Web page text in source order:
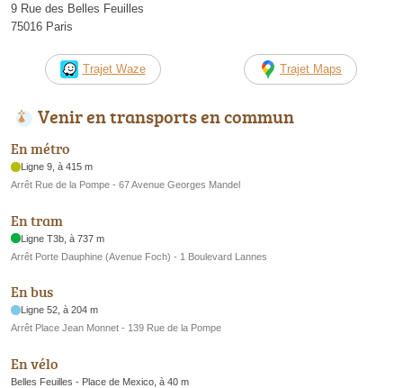
9 Rue des Belles Feuilles
75016 Paris
Trajet Waze Trajet Maps
Venir en transports en commun
En métro
Ligne 9, à 415 m
Arrêt Rue de la Pompe - 67 Avenue Georges Mandel
En tram
Ligne T3b, à 737 m
Arrêt Porte Dauphine (Avenue Foch) - 1 Boulevard Lannes
En bus
Ligne 52, à 204 m
Arrêt Place Jean Monnet - 139 Rue de la Pompe
En vélo
Belles Feuilles - Place de Mexico, à 40 m